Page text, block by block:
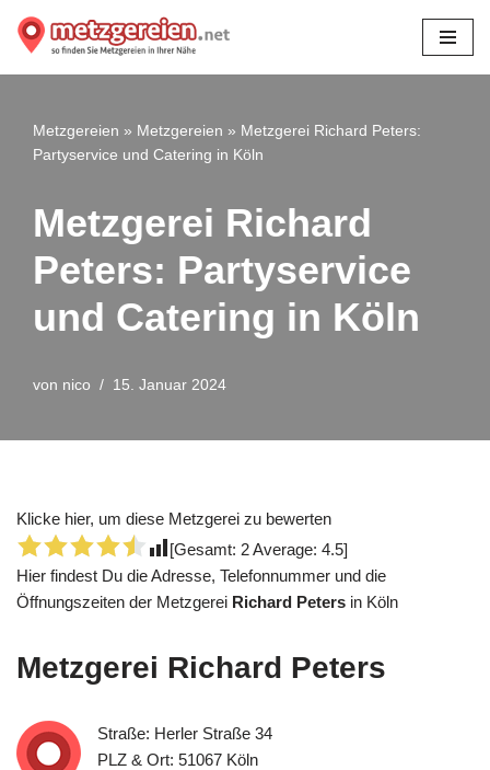
Zum
Metzgereien » Metzgereien » Metzgerei Richard Peters:
Partyservice und Catering in Köln
Metzgerei Richard
Peters: Partyservice
und Catering in Köln
von nico 15. Januar 2024
Klicke hier, um diese Metzgerei zu bewerten
[Gesamt: 2Average: 4.5]
Hier findest Du die Adresse, Telefonnummer und die
Öffnungszeiten der Metzgerei Richard Peters in Köln
Metzgerei Richard Peters
Straße: Herler Straße 34
PLZ & Ort: 51067 Köln